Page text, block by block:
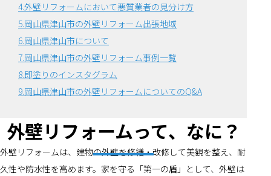
4.外壁リフォームにおいて悪質業者の見分け方
5.岡山県津山市の外壁リフォーム出張地域
6.岡山県津山市について
7.岡山県津山市の外壁リフォーム事例一覧
8.即塗りのインスタグラム
9.岡山県津山市の外壁リフォームについてのQ&A
外壁リフォームって、なに？
外壁リフォームは、建物の外壁を修繕・改修して美観を整え、耐
久性や防水性を高めます。家を守る「第一の盾」として、外壁は